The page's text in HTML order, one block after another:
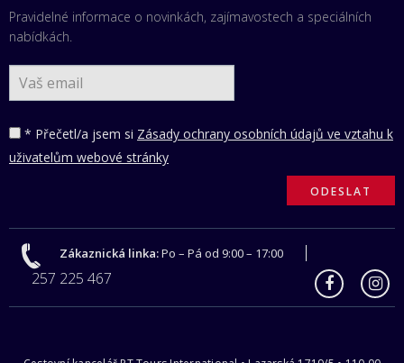
Pravidelné informace o novinkách, zajímavostech a speciálních
nabídkách.
* Přečetl/a jsem si Zásady ochrany osobních údajů ve vztahu k
uživatelům webové stránky
Zákaznická linka:Po – Pá od 9:00 – 17:00
257 225 467